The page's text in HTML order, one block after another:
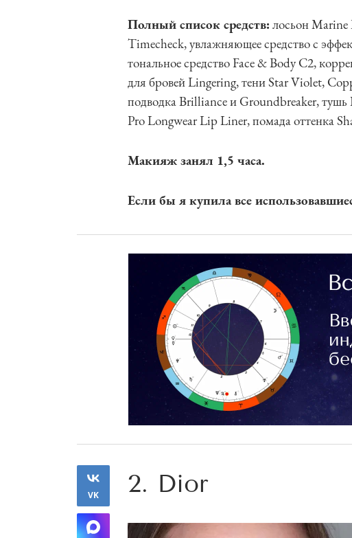
Полный список средств: лосьон
Timecheck, увлажняющее средство с
тональное средство Face & Body C2,
для бровей Lingering, тени Star Violet,
подводка Brilliance и Groundbreaker,
Pro Longwear Lip Liner, помада оттенка
Макияж занял 1,5 часа.
Если бы я купила все
VK 2. Dior